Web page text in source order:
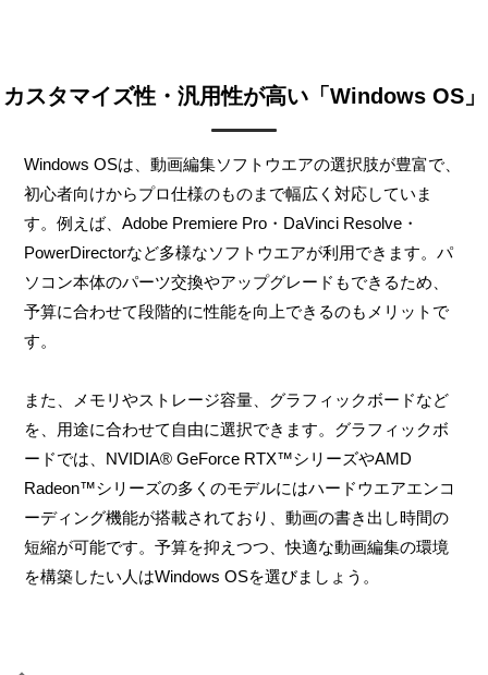
カスタマイズ性・汎用性が高い「Windows OS」
Windows OSは、動画編集ソフトウエアの選択肢が豊富で、
初心者向けからプロ仕様のものまで幅広く対応していま
す。例えば、Adobe Premiere Pro・DaVinci Resolve・
PowerDirectorなど多様なソフトウエアが利用できます。パ
ソコン本体のパーツ交換やアップグレードもできるため、
予算に合わせて段階的に性能を向上できるのもメリットで
す。
また、メモリやストレージ容量、グラフィックボードなど
を、用途に合わせて自由に選択できます。グラフィックボ
ードでは、NVIDIA® GeForce RTX™シリーズやAMD
Radeon™シリーズの多くのモデルにはハードウエアエンコ
ーディング機能が搭載されており、動画の書き出し時間の
短縮が可能です。予算を抑えつつ、快適な動画編集の環境
を構築したい人はWindows OSを選びましょう。